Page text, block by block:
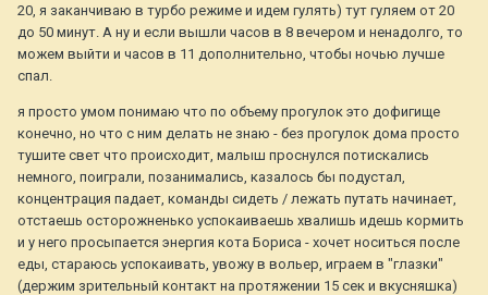
20, я заканчиваю в турбо режиме и идем гулять) тут гуляем от 20
до 50 минут. А ну и если вышли часов в 8 вечером и ненадолго, то
можем выйти и часов в 11 дополнительно, чтобы ночью лучше
спал.
я просто умом понимаю что по объему прогулок это дофигище
конечно, но что с ним делать не знаю - без прогулок дома просто
тушите свет что происходит, малыш проснулся потискались
немного, поиграли, позанимались, казалось бы подустал,
концентрация падает, команды сидеть / лежать путать начинает,
отстаешь осторожненько успокаиваешь хвалишь идешь кормить
и у него просыпается энергия кота Бориса - хочет носиться после
еды, стараюсь успокаивать, увожу в вольер, играем в "глазки"
(держим зрительный контакт на протяжении 15 сек и вкусняшка)